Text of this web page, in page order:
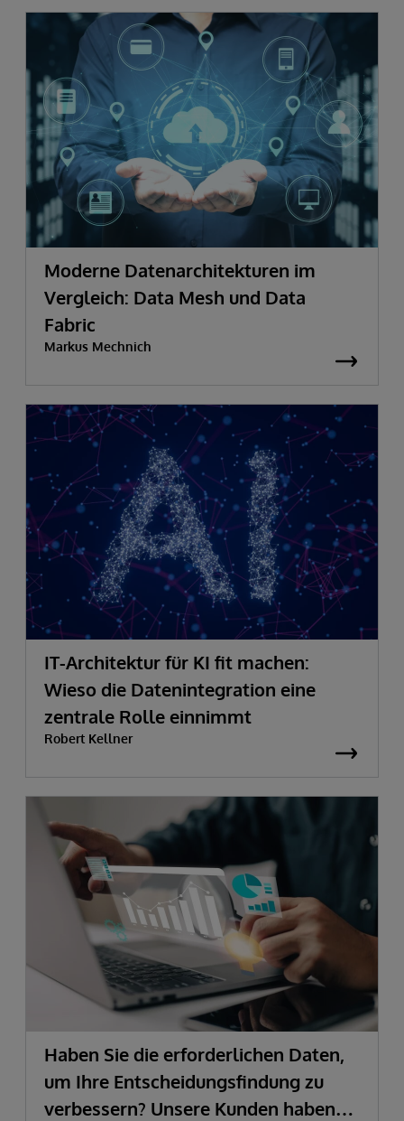
Moderne Datenarchitekturen im
Vergleich: Data Mesh und Data
Fabric
Markus Mechnich
IT-Architektur für KI fit machen:
Wieso die Datenintegration eine
zentrale Rolle einnimmt
Robert Kellner
Haben Sie die erforderlichen Daten,
um Ihre Entscheidungsfindung zu
verbessern? Unsere Kunden haben